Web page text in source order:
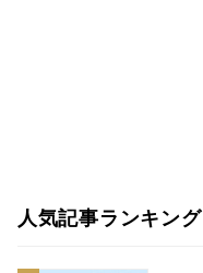
人気記事ランキング